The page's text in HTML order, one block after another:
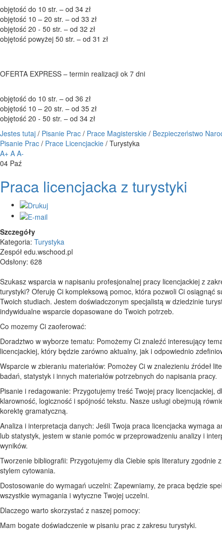
objętość do 10 str. – od 34 zł
objętość 10 – 20 str. – od 33 zł
objętość 20 - 50 str. – od 32 zł
objętość powyżej 50 str. – od 31 zł
OFERTA EXPRESS – termin realizacji ok 7 dni
objętość do 10 str. – od 36 zł
objętość 10 – 20 str. – od 35 zł
objętość 20 - 50 str. – od 34 zł
Jestes tutaj / Pisanie Prac / Prace Magisterskie / Bezpieczeństwo
Pisanie Prac / Prace Licencjackie / Turystyka
A+ A A-
04 Paź
Praca licencjacka z turystyki
Szczegóły
Kategoria: Turystyka
Zespół edu.wschood.pl
Odsłony: 628
Szukasz wsparcia w napisaniu profesjonalnej pracy licencjackiej z
turystyki? Oferuję Ci kompleksową pomoc, która pozwoli Ci osiągnąć
Twoich studiach. Jestem doświadczonym specjalistą w dziedzinie
indywidualne wsparcie dopasowane do Twoich potrzeb.
Co mozemy Ci zaoferować:
Doradztwo w wyborze tematu: Pomożemy Ci znaleźć interesujący
licencjackiej, który będzie zarówno aktualny, jak i odpowiednio
Wsparcie w zbieraniu materiałów: Pomożey Ci w znalezieniu źródeł
badań, statystyk i innych materiałów potrzebnych do napisania pracy.
Pisanie i redagowanie: Przygotujemy treść Twojej pracy licencjackiej,
klarowność, logiczność i spójność tekstu. Nasze usługi obejmują
korektę gramatyczną.
Analiza i interpretacja danych: Jeśli Twoja praca licencjacka wymaga
lub statystyk, jestem w stanie pomóc w przeprowadzeniu analizy i
wyników.
Tworzenie bibliografii: Przygotujemy dla Ciebie spis literatury zgodnie
stylem cytowania.
Dostosowanie do wymagań uczelni: Zapewniamy, że praca będzie
wszystkie wymagania i wytyczne Twojej uczelni.
Dlaczego warto skorzystać z naszej pomocy:
Mam bogate doświadczenie w pisaniu prac z zakresu turystyki.